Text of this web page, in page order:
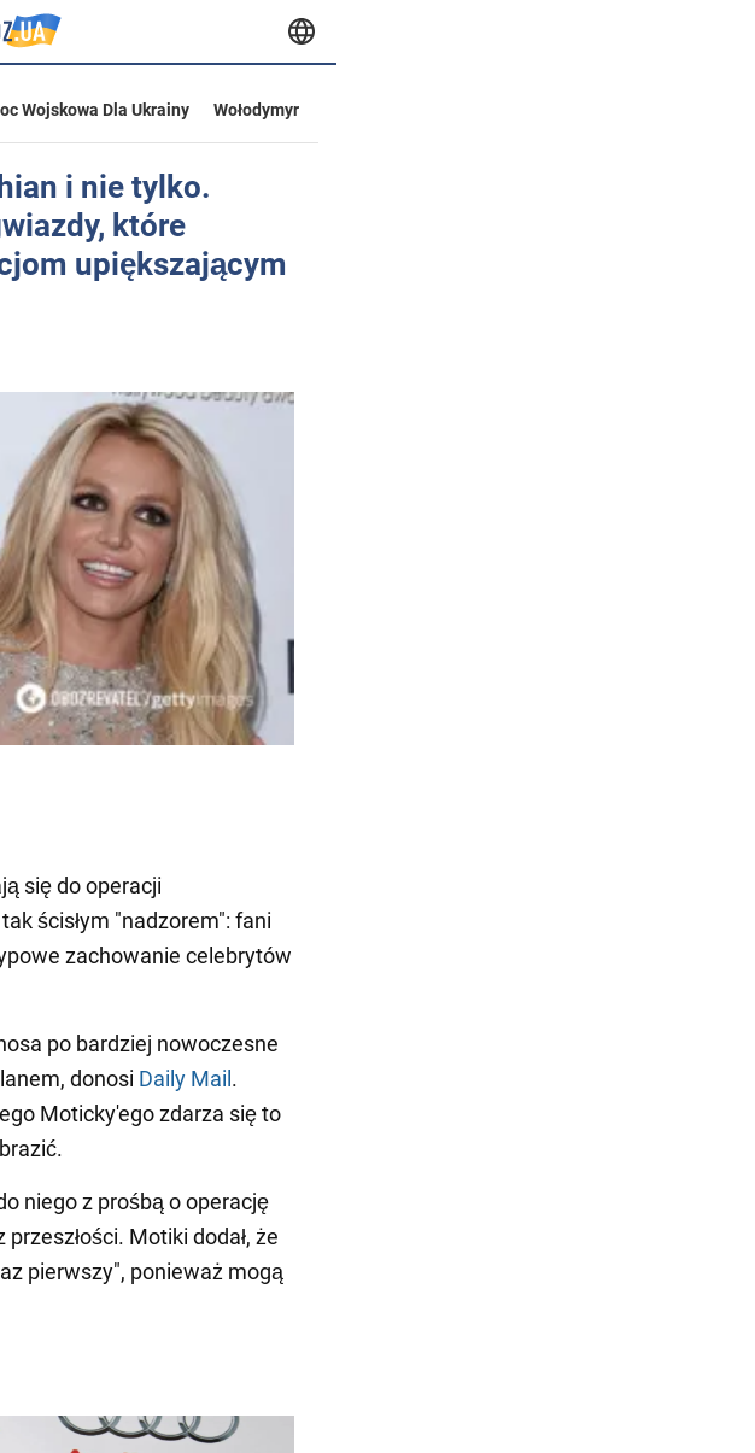
Wojskowa Dla Ukrainy
Wołodymyr
i nie tylko.
które
upiększającym
się do operacji
ścisłym "nadzorem": fani
zachowanie celebrytów
po bardziej nowoczesne
donosi Daily Mail .
Moticky'ego zdarza się to
niego z prośbą o operację
Motiki dodał, że
pierwszy", ponieważ mogą